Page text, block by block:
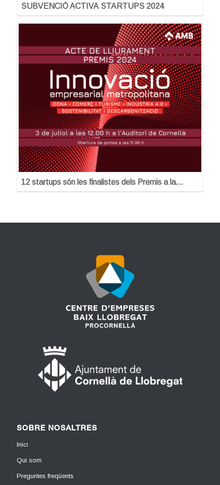
SUBVENCIÓ ACTIVA STARTUPS 2024
12 startups són les finalistes dels Premis a la…
SOBRE NOSALTRES
Inici
Qui som
Preguntes freqüents